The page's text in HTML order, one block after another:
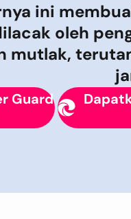
ini
oleh
mutlak,
Guard